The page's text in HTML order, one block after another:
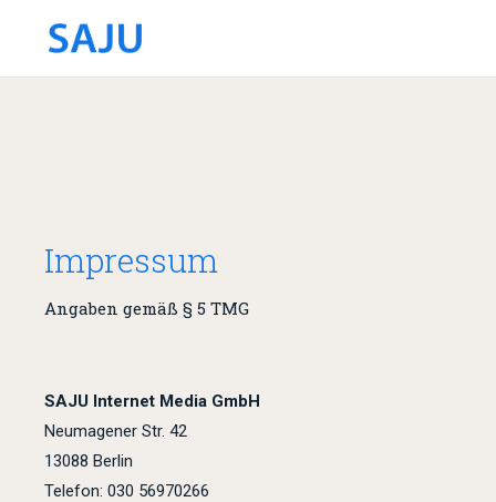
Impressum
Angaben gemäß § 5 TMG
SAJU Internet Media GmbH
Neumagener Str. 42
13088 Berlin
Telefon: 030 56970266